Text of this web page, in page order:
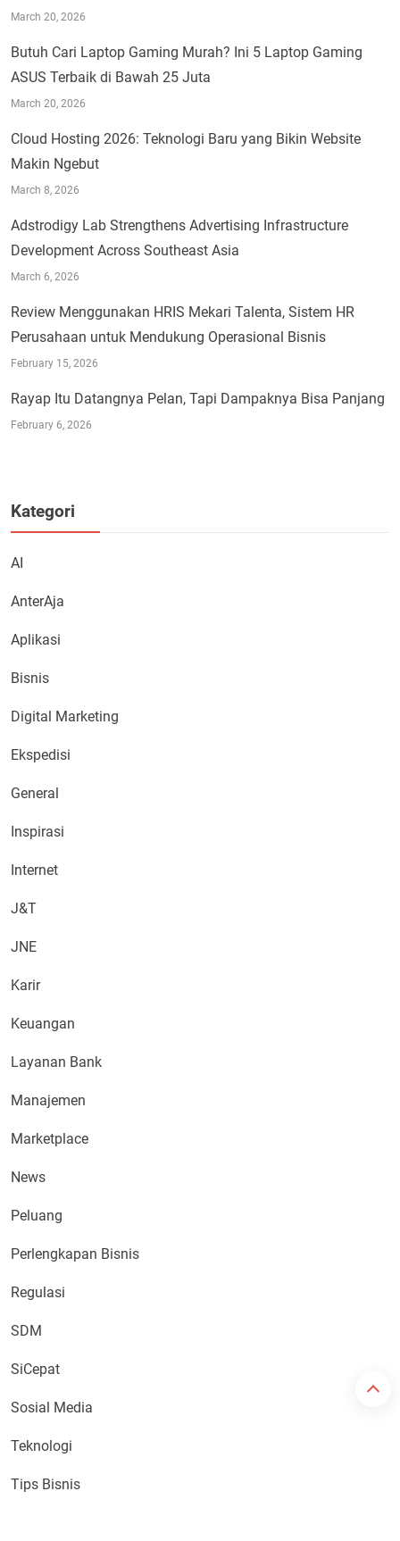
March 20, 2026
Butuh Cari Laptop Gaming Murah? Ini 5 Laptop Gaming
ASUS Terbaik di Bawah 25 Juta
March 20, 2026
Cloud Hosting 2026: Teknologi Baru yang Bikin Website
Makin Ngebut
March 8, 2026
Adstrodigy Lab Strengthens Advertising Infrastructure
Development Across Southeast Asia
March 6, 2026
Review Menggunakan HRIS Mekari Talenta, Sistem HR
Perusahaan untuk Mendukung Operasional Bisnis
February 15, 2026
Rayap Itu Datangnya Pelan, Tapi Dampaknya Bisa Panjang
February 6, 2026
Kategori
AI
AnterAja
Aplikasi
Bisnis
Digital Marketing
Ekspedisi
General
Inspirasi
Internet
J&T
JNE
Karir
Keuangan
Layanan Bank
Manajemen
Marketplace
News
Peluang
Perlengkapan Bisnis
Regulasi
SDM
SiCepat
Sosial Media
Teknologi
Tips Bisnis